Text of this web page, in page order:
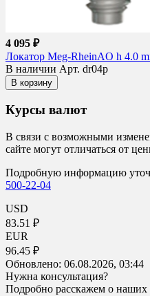
4 095 ₽
Локатор Meg-RheinAO h 4.0
В наличии Арт. dr04p
В корзину
Курсы валют
В связи с возможными
сайте могут отличаться от
Подробную информацию
500-22-04
USD
83.51 ₽
EUR
96.45 ₽
Обновлено: 06.08.2026, 03:44
Нужна консультация?
Подробно расскажем о наших